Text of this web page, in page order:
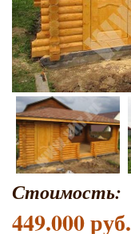
Стоимость:
449.000 руб.